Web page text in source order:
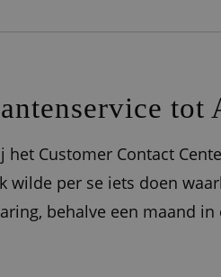
tot
het Customer Contact
wilde per se iets doen
behalve een maand